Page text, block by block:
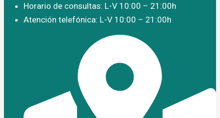
Horario de consultas: L-V 10:00 – 21:00h
Atención telefónica: L-V 10:00 – 21:00h